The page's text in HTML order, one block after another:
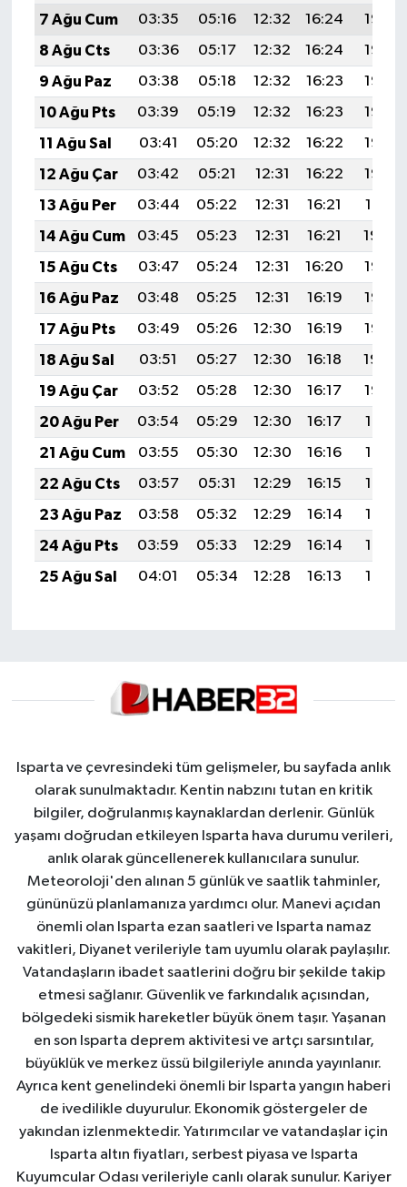
7 Ağu Cum 03:35 05:16 12:32 16:24
19:38
8 Ağu Cts
03:36 05:17 12:32 16:24
19:37
9 Ağu Paz
03:38 05:18 12:32 16:23
19:36
10 Ağu Pts
03:39 05:19 12:32 16:23
19:35
11 Ağu Sal
03:41 05:20 12:32 16:22
19:33
12 Ağu Çar
03:42 05:21 12:31 16:22
19:32
13 Ağu Per
03:44 05:22 12:31 16:21
19:31
14 Ağu Cum
03:45 05:23 12:31 16:21
19:29
15 Ağu Cts
03:47 05:24 12:31 16:20
19:28
16 Ağu Paz
03:48 05:25 12:31 16:19
19:27
17 Ağu Pts
03:49 05:26 12:30 16:19
19:25
18 Ağu Sal
03:51 05:27 12:30 16:18
19:24
19 Ağu Çar
03:52 05:28 12:30 16:17
19:22
20 Ağu Per
03:54 05:29 12:30 16:17
19:21
21 Ağu Cum
03:55 05:30 12:30 16:16
19:19
22 Ağu Cts
03:57 05:31 12:29 16:15
19:18
23 Ağu Paz
03:58 05:32 12:29 16:14
19:16
24 Ağu Pts
03:59 05:33 12:29 16:14
19:15
25 Ağu Sal
04:01 05:34 12:28 16:13 19:13
Isparta ve çevresindeki tüm gelişmeler, bu sayfada anlık
olarak sunulmaktadır. Kentin nabzını tutan en kritik
bilgiler, doğrulanmış kaynaklardan derlenir. Günlük
yaşamı doğrudan etkileyen Isparta hava durumu verileri,
anlık olarak güncellenerek kullanıcılara sunulur.
Meteoroloji'den alınan 5 günlük ve saatlik tahminler,
gününüzü planlamanıza yardımcı olur. Manevi açıdan
önemli olan Isparta ezan saatleri ve Isparta namaz
vakitleri, Diyanet verileriyle tam uyumlu olarak paylaşılır.
Vatandaşların ibadet saatlerini doğru bir şekilde takip
etmesi sağlanır. Güvenlik ve farkındalık açısından,
bölgedeki sismik hareketler büyük önem taşır. Yaşanan
en son Isparta deprem aktivitesi ve artçı sarsıntılar,
büyüklük ve merkez üssü bilgileriyle anında yayınlanır.
Ayrıca kent genelindeki önemli bir Isparta yangın haberi
de ivedilikle duyurulur. Ekonomik göstergeler de
yakından izlenmektedir. Yatırımcılar ve vatandaşlar için
Isparta altın fiyatları, serbest piyasa ve Isparta
Kuyumcular Odası verileriyle canlı olarak sunulur. Kariyer